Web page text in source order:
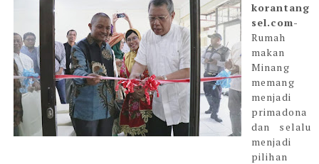
korantang
sel.com-
Rumah
makan
Minang
memang
menjadi
primadona
dan selalu
menjadi
pilihan